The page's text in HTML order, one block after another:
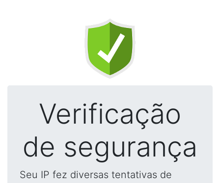
Verificação
de segurança
Seu IP fez diversas tentativas de